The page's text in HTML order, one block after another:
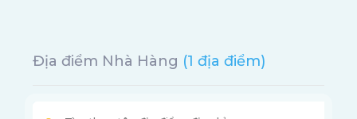
Địa điểm Nhà Hàng (1 địa điểm)